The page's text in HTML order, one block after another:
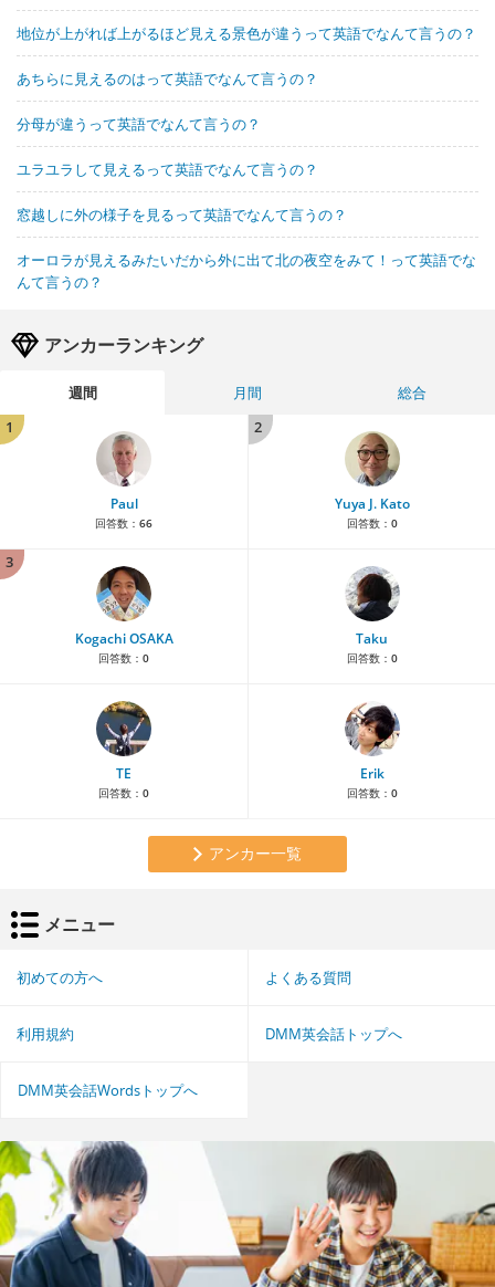
地位が上がれば上がるほど見える景色が違うって英語でなんて言うの？
あちらに見えるのはって英語でなんて言うの？
分母が違うって英語でなんて言うの？
ユラユラして見えるって英語でなんて言うの？
窓越しに外の様子を見るって英語でなんて言うの？
オーロラが見えるみたいだから外に出て北の夜空をみて！って英語でな
んて言うの？
アンカーランキング
週間 月間
総合
1
Paul
回答数： 66
2
Yuya J. Kato
回答数： 0
3
Kogachi OSAKA
回答数： 0
Taku
回答数： 0
TE
回答数： 0
Erik
回答数： 0
アンカー一覧
メニュー
初めての方へ よくある質問
利用規約 DMM英会話トップへ
DMM英会話Wordsトップへ